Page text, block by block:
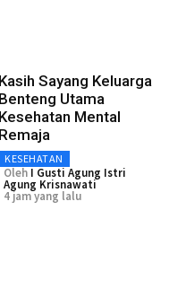
Kasih Sayang Keluarga
Benteng Utama
Kesehatan Mental
Remaja
KESEHATAN
Oleh I Gusti Agung Istri
Agung Krisnawati
4 jam yang lalu